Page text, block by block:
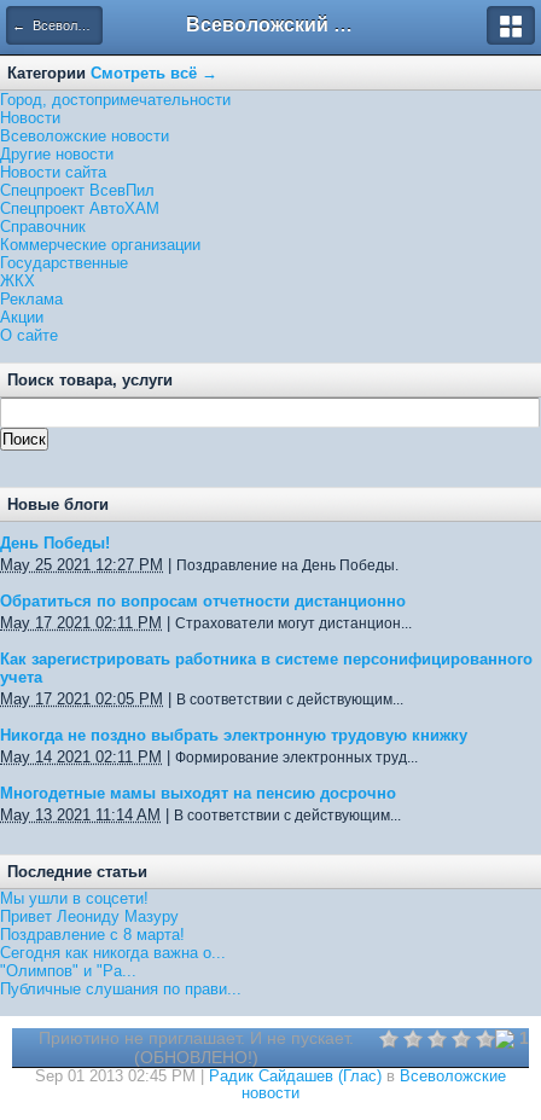
← Всеволожские новости Всеволожский форум
Категории Смотреть всё →
Город, достопримечательности
Новости
Всеволожские новости
Другие новости
Новости сайта
Спецпроект ВсевПил
Спецпроект АвтоХАМ
Справочник
Коммерческие организации
Государственные
ЖКХ
Реклама
Акции
О сайте
Поиск товара, услуги
Новые блоги
День Победы!
May 25 2021 12:27 PM
Поздравление на День Победы.
Обратиться по вопросам отчетности дистанционно
May 17 2021 02:11 PM
Страхователи могут дистанцион...
Как зарегистрировать работника в системе персонифицированного
учета
May 17 2021 02:05 PM
В соответствии с действующим...
Никогда не поздно выбрать электронную трудовую книжку
May 14 2021 02:11 PM
Формирование электронных труд...
Многодетные мамы выходят на пенсию досрочно
May 13 2021 11:14 AM
В соответствии с действующим...
Последние статьи
Мы ушли в соцсети!
Привет Леониду Мазуру
Поздравление с 8 марта!
Сегодня как никогда важна о...
"Олимпов" и "Ра...
Публичные слушания по прави...
1
Приютино не приглашает. И не пускает.
(ОБНОВЛЕНО!)
Sep 01 2013 02:45 PM | Радик Сайдашев (Глас) в Всеволожские
новости